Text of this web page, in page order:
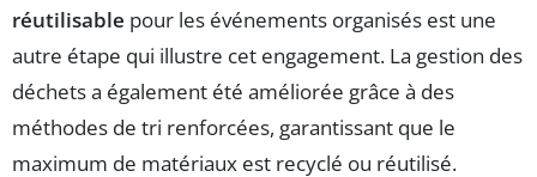
réutilisable pour les événements organisés est une
autre étape qui illustre cet engagement. La gestion des
déchets a également été améliorée grâce à des
méthodes de tri renforcées, garantissant que le
maximum de matériaux est recyclé ou réutilisé.